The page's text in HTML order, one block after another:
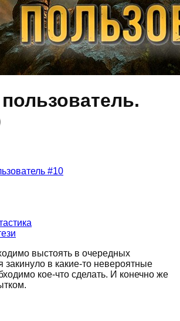
#10
выстоять в очередных
закинуло в какие-то невероятные
кое-что сделать. И конечно же